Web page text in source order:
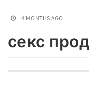
4 MONTHS AGO
секс